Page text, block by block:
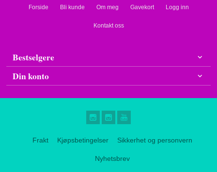
Forside Bli kunde Om meg Gavekort Logg inn
Kontakt oss
Bestselgere
Din konto
Frakt Kjøpsbetingelser Sikkerhet og personvern
Nyhetsbrev